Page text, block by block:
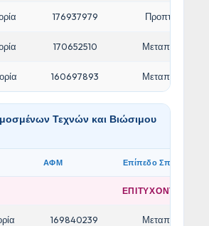
176937979 Προπτυχιακό
170652510 Μεταπτυχιακό
160697893 Μεταπτυχιακό
Τεχνών και Βιώσιμου
ΑΦΜ Επίπεδο Σπουδών
ΕΠΙΤΥΧΟΝΤΕΣ/
169840239 Μεταπτυχιακό